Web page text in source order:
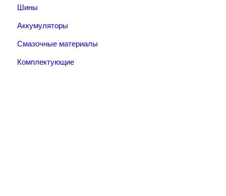
Шины
Аккумуляторы
Смазочные материалы
Комплектующие